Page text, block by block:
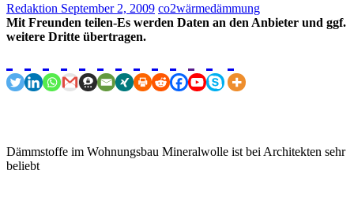
Redaktion September 2, 2009 co2wärmedämmung
Mit Freunden teilen-Es werden Daten an den Anbieter und ggf.
weitere Dritte übertragen.
Dämmstoffe im Wohnungsbau Mineralwolle ist bei Architekten sehr
beliebt